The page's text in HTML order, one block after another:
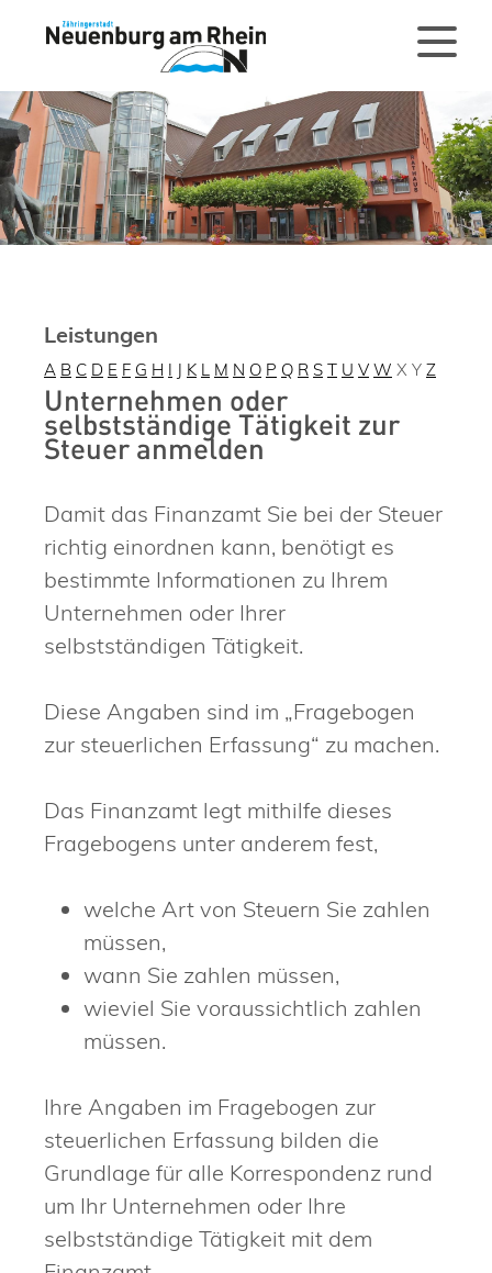
Leistungen
A B C D E F G H I J K L M N O P Q R S T U V W X Y Z
Unternehmen oder
selbstständige Tätigkeit zur
Steuer anmelden
Damit das Finanzamt Sie bei der Steuer
richtig einordnen kann, benötigt es
bestimmte Informationen zu Ihrem
Unternehmen oder Ihrer
selbstständigen Tätigkeit.
Diese Angaben sind im „Fragebogen
zur steuerlichen Erfassung“ zu machen.
Das Finanzamt legt mithilfe dieses
Fragebogens unter anderem fest,
welche Art von Steuern Sie zahlen
müssen,
wann Sie zahlen müssen,
wieviel Sie voraussichtlich zahlen
müssen.
Ihre Angaben im Fragebogen zur
steuerlichen Erfassung bilden die
Grundlage für alle Korrespondenz rund
um Ihr Unternehmen oder Ihre
selbstständige Tätigkeit mit dem